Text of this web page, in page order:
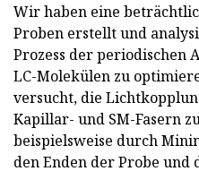
Wir haben eine
Proben erstellt und
Prozess der periodischen
LC-Molekülen zu
versucht, die
Kapillar- und SM-Fasern
beispielsweise durch
den Enden der Probe